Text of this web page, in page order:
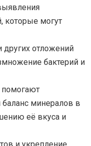
которые могут
других отложений
бактерий и
помогают
минералов в
её вкуса и